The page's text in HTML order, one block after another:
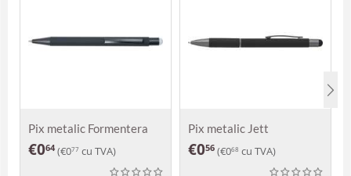
Pix metalic Formentera
€064 (€077 cu TVA)
Pix metalic Jett
€056 (€068 cu TVA)